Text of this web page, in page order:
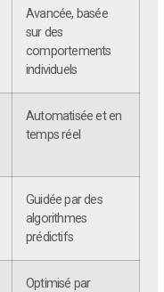
Avancée, basée
sur des
comportements
individuels
Automatisée et en
temps réel
Guidée par des
algorithmes
prédictifs
Optimisé par